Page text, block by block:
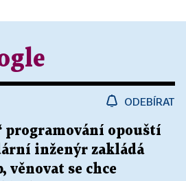
ODEBÍRAT
programování opouští
inženýr zakládá
se chce